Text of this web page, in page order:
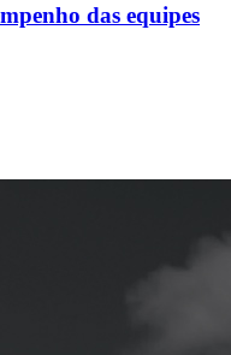
das equipes